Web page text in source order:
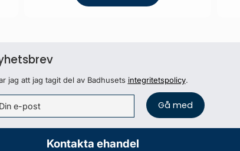
jag att jag tagit del av Badhusets integritetspolicy.
Kontakta ehandel